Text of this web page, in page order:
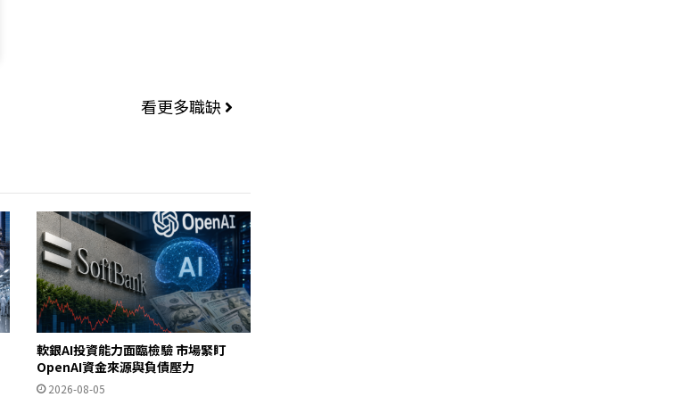
看更多職缺
軟銀AI投資能力面臨檢驗 市場緊盯
OpenAI資金來源與負債壓力
2026-08-05